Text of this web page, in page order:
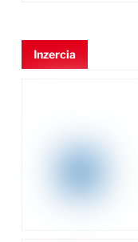
Inzercia